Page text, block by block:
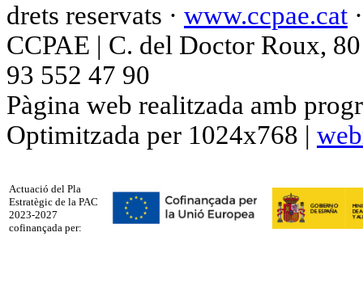
drets reservats · www.ccpae.cat
CCPAE | C. del Doctor Roux,
93 552 47 90
Pàgina web realitzada amb
Optimitzada per 1024x768 |
Actuació del Pla
Estratègic de la PAC
2023-2027
cofinançada per: